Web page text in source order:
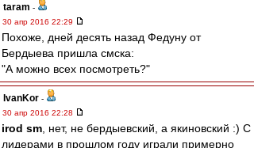
taram -
30 апр 2016 22:29
Похоже, дней десять назад Федуну от
Бердыева пришла смска:
"А можно всех посмотреть?"
IvanKor -
30 апр 2016 22:28
irod sm , нет, не бердыевский, а якиновский :) С
лидерами в прошлом году играли примерно